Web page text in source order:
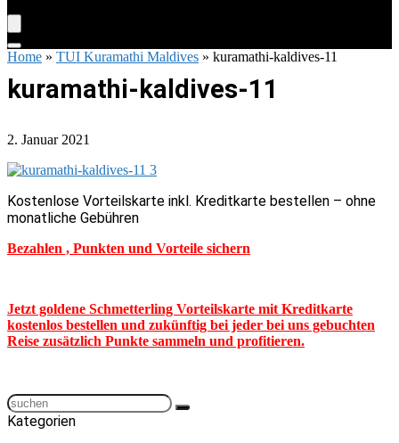
Home » TUI Kuramathi Maldives » kuramathi-kaldives-11
kuramathi-kaldives-11
2. Januar 2021
Kostenlose Vorteilskarte inkl. Kreditkarte bestellen – ohne
monatliche Gebühren
Bezahlen , Punkten und Vorteile sichern
Jetzt goldene Schmetterling Vorteilskarte mit Kreditkarte
kostenlos bestellen und zukünftig bei jeder bei uns gebuchten
Reise zusätzlich Punkte sammeln und profitieren.
Kategorien